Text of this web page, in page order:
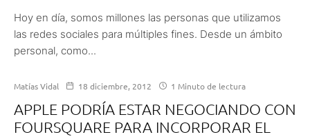
Hoy en día, somos millones las personas que utilizamos
las redes sociales para múltiples fines. Desde un ámbito
personal, como...
Matías Vidal 18 diciembre, 2012 1 Minuto de lectura
APPLE PODRÍA ESTAR NEGOCIANDO CON
FOURSQUARE PARA INCORPORAR EL